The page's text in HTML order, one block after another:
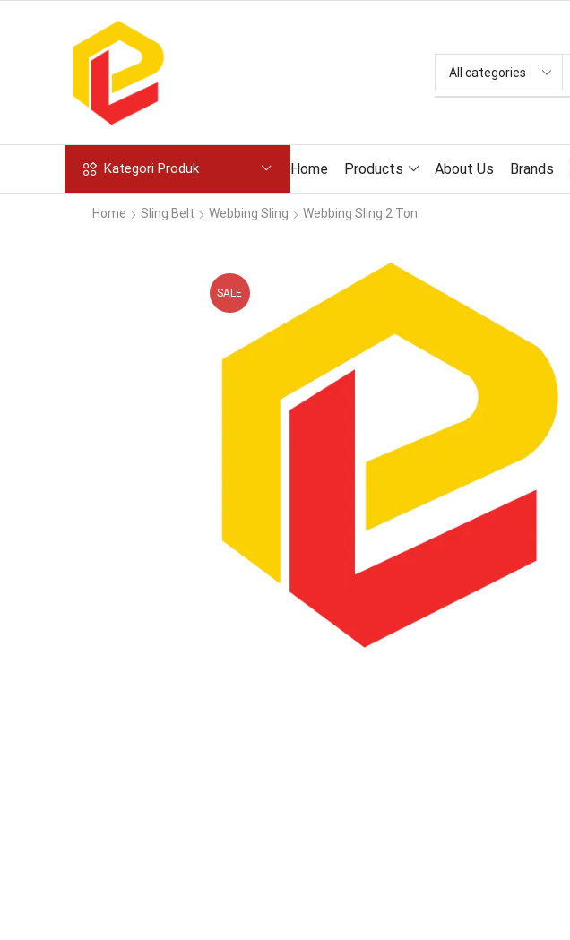
Kategori Produk Home Products About Us Brands
Home Sling Belt Webbing Sling Webbing Sling 2 Ton
SALE